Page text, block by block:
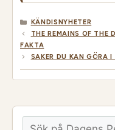
KATEGORIER
KÄNDISNYHETER
THE REMAINS OF THE
FAKTA
SAKER DU KAN GÖRA
Sök